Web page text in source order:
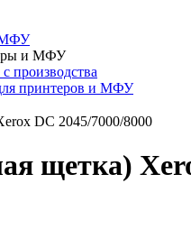
МФУ
и МФУ
производства
принтеров и МФУ
DC 2045/7000/8000
щетка)